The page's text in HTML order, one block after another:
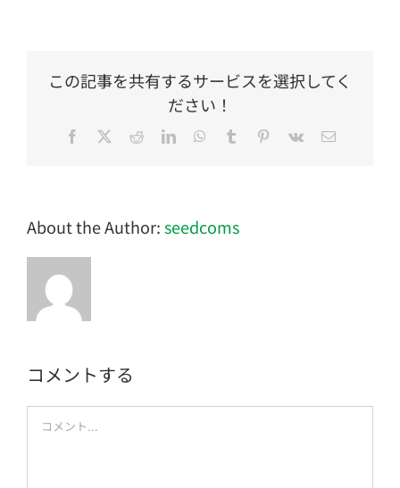
この記事を共有するサービスを選択してく
ださい！
Facebook
TwitterRedditLinkedInWhatsApp
Tumblr Pinterest
Vk
電
About the Author:seedcoms
コメントする